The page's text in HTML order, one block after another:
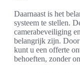
Daarnaast is het
systeem te stellen.
camerabeveiliging
belangrijk zijn.
kunt u een offerte
behoeften, zonder